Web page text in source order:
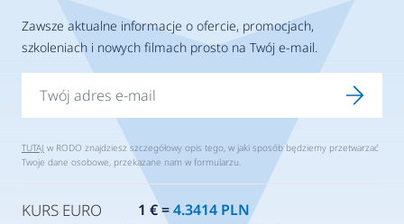
Zawsze aktualne informacje o ofercie, promocjach,
szkoleniach i nowych filmach prosto na Twój e-mail.
TUTAJ w RODO znajdziesz szczegółowy opis tego, w jaki sposób będziemy przetwarzać
Twoje dane osobowe, przekazane nam w formularzu.
KURS EURO 1 € =4.3414 PLN